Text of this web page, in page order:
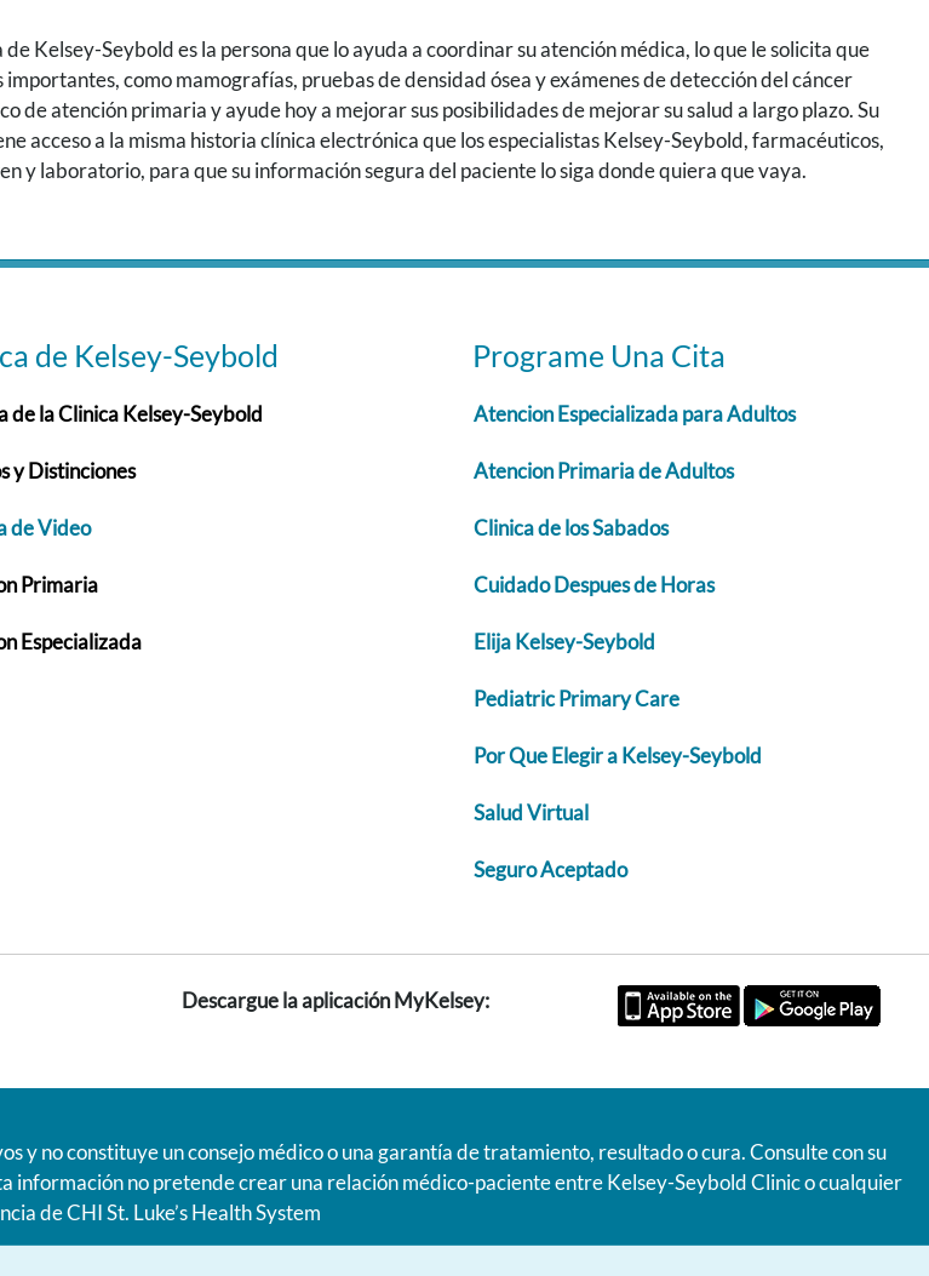
Kelsey-Seybold es la persona que lo ayuda a coordinar su atención médica, lo que le solicita que
como mamografías, pruebas de densidad ósea y exámenes de detección del cáncer
de atención primaria y ayude hoy a mejorar sus posibilidades de mejorar su salud a largo plazo. Su
acceso a la misma historia clínica electrónica que los especialistas Kelsey-Seybold, farmacéuticos,
y laboratorio, para que su información segura del paciente lo siga donde quiera que vaya.
de Kelsey-Seybold
de la Clinica Kelsey-Seybold
y Distinciones
de Video
Primaria
Especializada
Programe Una Cita
Atencion Especializada para Adultos
Atencion Primaria de Adultos
Clinica de los Sabados
Cuidado Despues de Horas
Elija Kelsey-Seybold
Pediatric Primary Care
Por Que Elegir a Kelsey-Seybold
Salud Virtual
Seguro Aceptado
Descargue la aplicación MyKelsey:
y no constituye un consejo médico o una garantía de tratamiento, resultado o cura. Consulte con su
información no pretende crear una relación médico-paciente entre Kelsey-Seybold Clinic o cualquier
de CHI St. Luke’s Health System